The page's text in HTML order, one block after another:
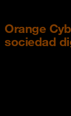
Orange
sociedad